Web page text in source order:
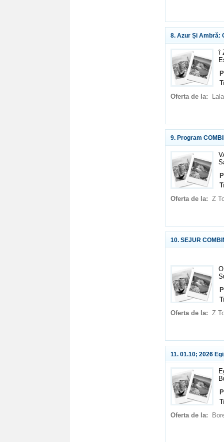
8. Azur Și Ambră:
î
Oferta de la:
9. Program
Oferta de la: Z
10. SEJUR
Oferta de la: Z
11. 01.10; 2026
Oferta de la: